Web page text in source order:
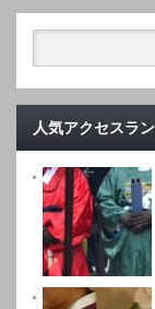
人気アクセスラ